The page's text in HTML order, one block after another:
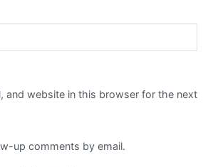
and website in this browser for the next
up comments by email.